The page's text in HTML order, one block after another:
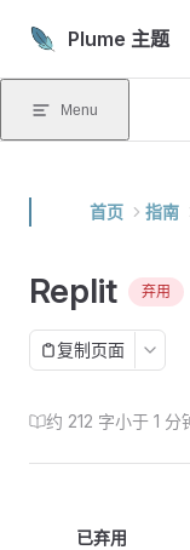
Skip to content
Plume 主题
Menu
首页 指南
Replit 弃用
复制页面
约 212 字小于 1 分
已弃用